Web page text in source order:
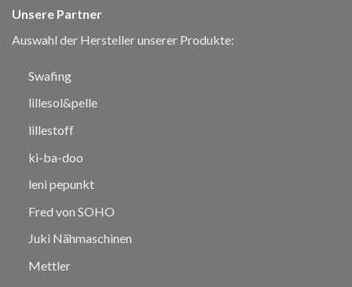
Unsere Partner
Auswahl der Hersteller unserer Produkte:
Swafing
lillesol&pelle
lillestoff
ki-ba-doo
leni pepunkt
Fred von SOHO
Juki Nähmaschinen
Mettler